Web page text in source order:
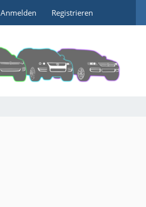
Anmelden Registrieren